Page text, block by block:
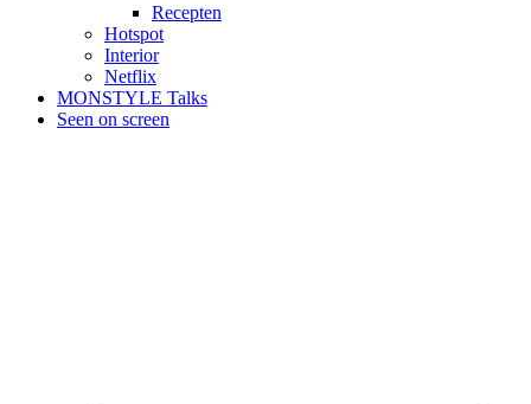
Recepten
Hotspot
Interior
Netflix
MONSTYLE Talks
Seen on screen